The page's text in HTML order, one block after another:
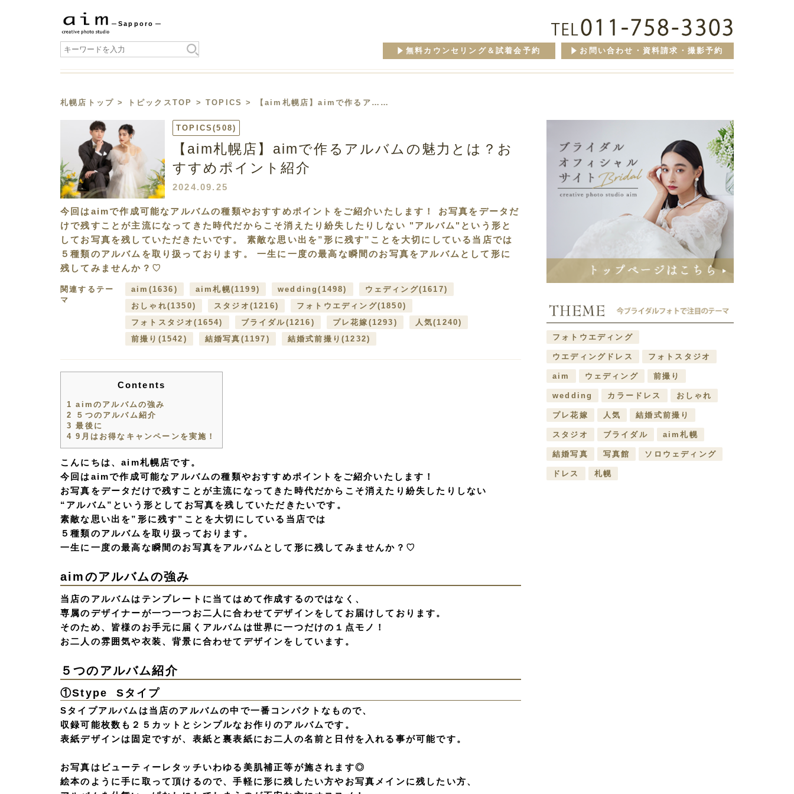
Sapporo
お問い合わせ・資料請求・撮影予約
無料カウンセリング＆試着会予約
札幌店トップ > トピックスTOP >TOPICS > 【aim札幌店】aimで作るア……
TOPICS(508)
【aim札幌店】aimで作るアルバムの魅力とは？お
すすめポイント紹介
2024.09.25
今回はaimで作成可能なアルバムの種類やおすすめポイントをご紹介いたします！ お写真をデータだ
けで残すことが主流になってきた時代だからこそ消えたり紛失したりしない "アルバム"という形と
してお写真を残していただきたいです。 素敵な思い出を”形に残す”ことを大切にしている当店では
５種類のアルバムを取り扱っております。 一生に一度の最高な瞬間のお写真をアルバムとして形に
残してみませんか？♡
関連するテー
マ
aim (1636) aim札幌(1199) wedding(1498) ウェディング(1617)
おしゃれ(1350) スタジオ (1216) フォトウエディング(1850)
フォトスタジオ(1654) ブライダル(1216) プレ花嫁 (1293) 人気(1240)
前撮り (1542) 結婚写真 (1197) 結婚式前撮り(1232)
Contents
1 aimのアルバムの強み
2
５つのアルバム紹介
3 最後に
4 9月はお得なキャンペーンを実施！
こんにちは、aim札幌店です。
今回はaimで作成可能なアルバムの種類やおすすめポイントをご紹介いたします！
お写真をデータだけで残すことが主流になってきた時代だからこそ消えたり紛失したりしない
“アルバム”という形としてお写真を残していただきたいです。
素敵な思い出を”形に残す”ことを大切にしている当店では
５種類のアルバムを取り扱っております。
一生に一度の最高な瞬間のお写真をアルバムとして形に残してみませんか？♡
aimのアルバムの強み
当店のアルバムはテンプレートに当てはめて作成するのではなく、
専属のデザイナーが一つ一つお二人に合わせてデザインをしてお届けしております。
そのため、皆様のお手元に届くアルバムは世界に一つだけの１点モノ！
お二人の雰囲気や衣装、背景に合わせてデザインをしています。
５つのアルバム紹介
①Stype Sタイプ
Sタイプアルバムは当店のアルバムの中で一番コンパクトなもので、
収録可能枚数も２５カットとシンプルなお作りのアルバムです。
表紙デザインは固定ですが、表紙と裏表紙にお二人の名前と日付を入れる事が可能です。
お写真はビューティーレタッチいわゆる美肌補正等が施されます◎
絵本のように手に取って頂けるので、手軽に形に残したい方やお写真メインに残したい方、
フォトウエディング
ウエディングドレス フォトスタジオ
aim ウェディング 前撮り
wedding カラードレス おしゃれ
プレ花嫁 人気 結婚式前撮り
スタジオ ブライダル aim札幌
結婚写真 写真館 ソロウェディング
ドレス 札幌